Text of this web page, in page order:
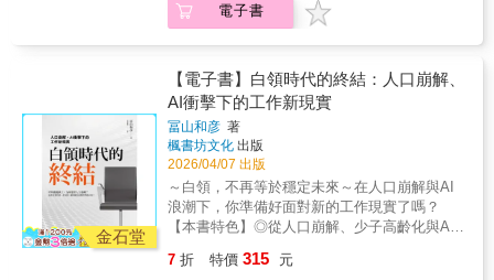
「媒體選擇權」在AI氾濫的現況下，判斷哪些
焦慮合理、哪些被誇大，建立對未來內容產業
中，重新思考時間如何分配、錢要花在哪裡。
▍專文推薦陳子軒｜體育大學體育研究所教授
▍掌握趨勢好評NeKo嗚喵｜說書人文森說書｜
YouTuber朱楚文｜科技主播、主持人林旻毅｜
Min投資說書小棧翁煌德｜FB粉絲專頁「無影
無蹤」管中祥｜中正大學傳播學系教授愛瑞克
｜《內在原力》作者龍貓大王｜影評劉奕酉｜
鉑澈行銷顧問策略長蘇書平｜先行智庫董事長
眾，我們是數據的一部分、是訂閱模型的一
累積的IP資產，包括經典動畫、星際大戰、皮
市場。對你而言，熟悉的人物與世界觀帶來歸
屬感，角色比演算法更重
要。 ◆◆◆◆◆◆◆◆◆▍串流平台的觸角正
在延伸2026年初的兩件大事，從中一窺串流平
台的影響力正日益擴展。1月，美國傳奇攀岩家
艾力克斯‧霍諾德（Alex Honnold）在Netflix全
程直播下，成功徒手獨攀台北101。3月，第六
屆WBC世界棒球經典賽日本區轉播由Netflix獨
家壟斷，以約150億日圓的天價買下，導致日本
觀眾無法在傳統電視頻道收看，引發許多討
作場所。本書不僅是關於未來工作的藍圖，更
是定義下一代職場與勞動力轉型的決定性指
南。未來的工作不再是人類適應技術，而是透
間解放，重新定義「工作如何讓人更像人」。
各位準備好參與下一輪的工作變革了嗎？【推
薦人】(依名稱筆畫順序)商談・不廢話｜
YouTube 商管知識內容創作者雪力（夏瑄澧）
｜組織心理顧問、MBTI國際認證講師齊立文｜
《經理人》總編輯【各方讚譽】本書深入探討
顛覆性科技如何快速且深刻改變工作。黛博拉
和喬許為全球領導者撰寫了這本引人入勝的指
蘇薩桑（Ravin Jesuthasan），美世顧問
產業最新動態，並揭祕帕蘭泰爾的競爭優勢，
提供最全面的商業模式與技術護城河解析。
「本書的宗旨是，成為一本指南，讓大家不被
一時的股市迷因或市場熱潮牽著走……讓我們
跟著書中的脈絡，一起了解帕蘭泰爾一路走來
的心路歷程，以及即將展開的未來。沿著這條
脈絡前進，你自然會理解，『資料』如何在AI
時代創造嶄新的價值，而帕蘭泰爾在這條路
上，又扮演什麼角色。」▍從企業動態到投資
前景，給你全方位的洞察：【產品技術】如何
在競爭激烈的AI市場中，建立差異化優勢？
【獲利模式】如何從政府客製化專案，擴展至
用】從醫療、物流、詐欺偵測到新藥研發，它
◎剖析「老闆型工作」的概念，提供讀者具體
為「穩定人生模板」的白領上班族，如今正站
在歷史性的轉折點上。人口快速老化與少子化
問題，造成勞動力結構崩解；與此同時，生成
式AI正以驚人的速度進入辦公室，過去仰賴制
度、年資與流程維持的工作，逐漸失去存在的
理由。本書作者直指出一個殘酷卻無法迴避的
現實──我們所熟悉的中產階級支柱，已經開始
動搖。作者從日本社會的產業變遷與人口數據
出發，指出在全球化與數位轉型加速之下，能
夠存活下來的白領，只剩下少數負責「做決
電子書
金石堂
【電子書】白領時代的終結：人口崩解、
AI衝擊下的工作新現實
冨山和彦 著
楓書坊文化 出版
2026/04/07 出版
～白領，不再等於穩定未來～在人口崩解與AI
浪潮下，你準備好面對新的工作現實了嗎？
【本書特色】◎從人口崩解、少子高齡化與AI
可逆社會轉型。◎提出白領退場後的勞動力新
7 折 特價 315 元